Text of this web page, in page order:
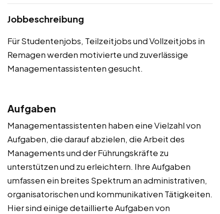
Jobbeschreibung
Für Studentenjobs, Teilzeitjobs und Vollzeitjobs in
Remagen werden motivierte und zuverlässige
Managementassistenten gesucht.
Aufgaben
Managementassistenten haben eine Vielzahl von
Aufgaben, die darauf abzielen, die Arbeit des
Managements und der Führungskräfte zu
unterstützen und zu erleichtern. Ihre Aufgaben
umfassen ein breites Spektrum an administrativen,
organisatorischen und kommunikativen Tätigkeiten.
Hier sind einige detaillierte Aufgaben von